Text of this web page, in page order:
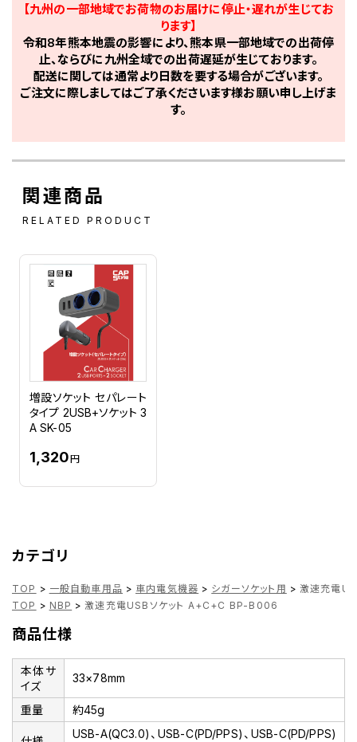
【九州の一部地域でお荷物のお届けに停止・遅れが生じてお
ります】
令和8年熊本地震の影響により、熊本県一部地域での出荷停
止、ならびに九州全域での出荷遅延が生じております。
配送に関しては通常より日数を要する場合がございます。
ご注文に際しましてはご了承くださいます様お願い申し上げま
す。
関連商品
RELATED PRODUCT
増設ソケット セパレート
タイプ 2USB+ソケット 3
A SK-05
1,320円
カテゴリ
TOP > 一般自動車用品 > 車内電気機器 > シガーソケット用 > 激速充電
TOP > NBP > 激速充電USBソケット A+C+C BP-B006
商品仕様
本体サ
イズ
33×78mm
重量 約45g
USB-A(QC3.0)、USB-C(PD/PPS)、USB-C(PD/PPS)